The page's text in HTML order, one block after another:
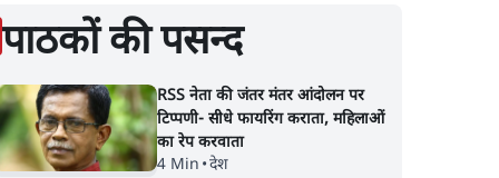
पाठकों की पसन्द
RSS नेता की जंतर मंतर आंदोलन पर
टिप्पणी- सीधे फायरिंग कराता, महिलाओं
का रेप करवाता
4 Min •देश